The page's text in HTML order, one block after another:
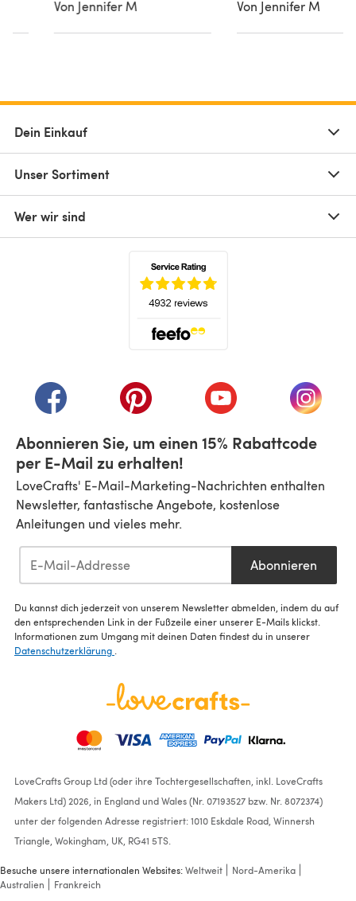
Von Jennifer M Von Jennifer M
Dein Einkauf
Unser Sortiment
Wer wir sind
(öffnet sich in einem neuen Tab)
(öffnet sich in einem neuen Tab)
(öffnet sich in einem
(öffnet
Abonnieren Sie, um einen 15% Rabattcode
per E-Mail zu erhalten!
LoveCrafts' E-Mail-Marketing-Nachrichten enthalten
Newsletter, fantastische Angebote, kostenlose
Anleitungen und vieles mehr.
Abonnieren
Du kannst dich jederzeit von unserem Newsletter abmelden, indem du auf
den entsprechenden Link in der Fußzeile einer unserer E-Mails klickst.
Informationen zum Umgang mit deinen Daten findest du in unserer
Datenschutzerklärung
LoveCrafts Group Ltd (oder ihre Tochtergesellschaften, inkl. LoveCrafts
Makers Ltd) 2026, in England und Wales (Nr. 07193527 bzw. Nr. 8072374)
unter der folgenden Adresse registriert: 1010 Eskdale Road, Winnersh
Triangle, Wokingham, UK, RG41 5TS.
Besuche unsere internationalen Websites:Weltweit
Nord-Amerika
Australien
Frankreich